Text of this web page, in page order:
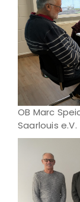
OB Marc
Saarlouis e.V.